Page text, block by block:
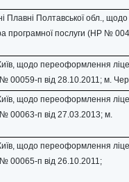
Плавні Полтавської обл., щодо
програмної послуги (НР №
щодо переоформлення
00059-п від 28.10.2011; м.
щодо переоформлення
00063-п від 27.03.2013; м.
щодо переоформлення
00065-п від 26.10.2011;